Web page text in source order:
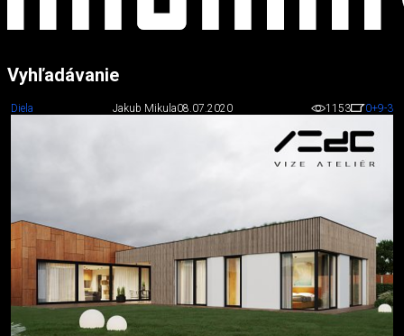
Vyhľadávanie
Diela Jakub Mikula08.07.2020 1153 0+9-3